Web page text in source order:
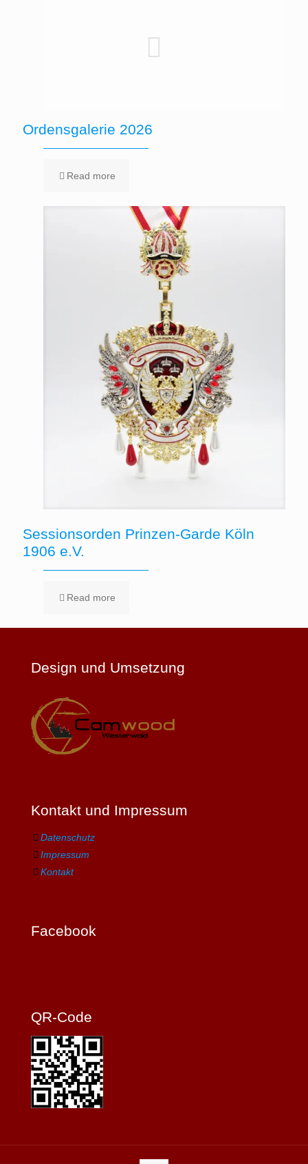
Ordensgalerie 2026
Read more
Sessionsorden Prinzen-Garde Köln
1906 e.V.
Read more
Design und Umsetzung
Kontakt und Impressum
Datenschutz
Impressum
Kontakt
Facebook
QR-Code